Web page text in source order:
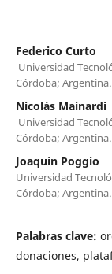
Federico Curto
Universidad
Córdoba; Argentina.
Nicolás Mainardi
Universidad
Córdoba; Argentina.
Joaquín Poggio
Universidad
Córdoba; Argentina.
Palabras clave:
donaciones,